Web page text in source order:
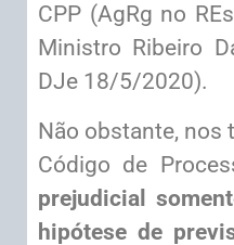
CPP (AgRg no
Ministro Ribeiro
DJe 18/5/2020).
Não obstante, nos
Código de
prejudicial
hipótese de